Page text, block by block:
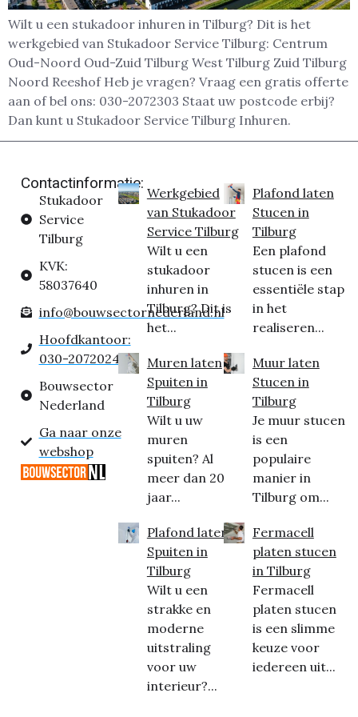
Wilt u een stukadoor inhuren in Tilburg? Dit is het
werkgebied van Stukadoor Service Tilburg: Centrum
Oud-Noord Oud-Zuid Tilburg West Tilburg Zuid Tilburg
Noord Reeshof Heb je vragen? Vraag een gratis offerte
aan of bel ons: 030-2072303 Staat uw postcode erbij?
Dan kunt u Stukadoor Service Tilburg Inhuren.
Contactinformatie:
Stukadoor
Service
Tilburg
KVK:
58037640
info@bouwsectornederland.nl
Hoofdkantoor:
030-2072024
Bouwsector
Nederland
Ga naar onze
webshop
Werkgebied
van Stukadoor
Service Tilburg
Wilt u een
stukadoor
inhuren in
Tilburg? Dit is
het...
Muren laten
Spuiten in
Tilburg
Wilt u uw
muren
spuiten? Al
meer dan 20
jaar...
Plafond laten
Spuiten in
Tilburg
Wilt u een
strakke en
moderne
uitstraling
voor uw
interieur?...
Plafond laten
Stucen in
Tilburg
Een plafond
stucen is een
essentiële stap
in het
realiseren...
Muur laten
Stucen in
Tilburg
Je muur stucen
is een
populaire
manier in
Tilburg om...
Fermacell
platen stucen
in Tilburg
Fermacell
platen stucen
is een slimme
keuze voor
iedereen uit...